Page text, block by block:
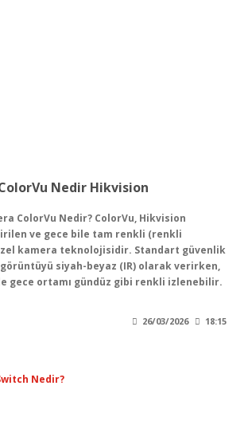
Nedir Hikvision
ColorVu Nedir? ColorVu, Hikvision
ve gece bile tam renkli (renkli
kamera teknolojisidir. Standart güvenlik
siyah-beyaz (IR) olarak verirken,
gece ortamı gündüz gibi renkli izlenebilir.
26/03/2026 18:15